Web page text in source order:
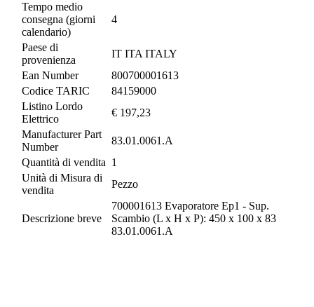
Tempo medio
consegna (giorni
calendario)
4
Paese di
provenienza
IT ITA ITALY
Ean Number
800700001613
Codice TARIC
84159000
Listino Lordo
Elettrico
€ 197,23
Manufacturer Part
Number
83.01.0061.A
Quantità di vendita 1
Unità di Misura di
vendita
Pezzo
Descrizione breve
700001613 Evaporatore Ep1 - Sup.
Scambio (L x H x P): 450 x 100 x 83
83.01.0061.A